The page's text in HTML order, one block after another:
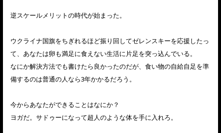
逆スケールメリットの時代が始まった。
ウクライナ国旗をちぎれるほど振り回してゼレンスキーを応援したっ
て、あなたは卵も満足に食えない生活に片足を突っ込んでいる。
なにか解決方法でも書けたら良かったのだが、食い物の自給自足を準
備するのは普通の人なら3年かかるだろう。
今からあなたができることはなにか？
ヨガだ。サドゥーになって超人のような体を手に入れろ。